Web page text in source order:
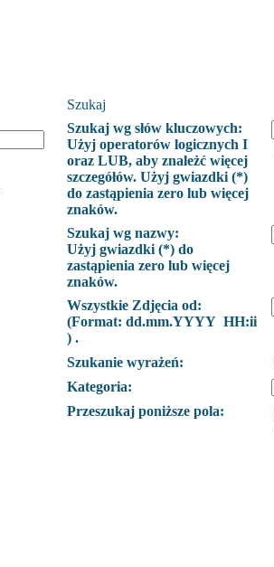
Szukaj
Szukaj wg słów kluczowych:
Użyj operatorów logicznych I
oraz LUB, aby znależć więcej
szczegółów. Użyj gwiazdki (*)
do zastąpienia zero lub więcej
znaków.
Szukaj wg nazwy:
Użyj gwiazdki (*) do
zastąpienia zero lub więcej
znaków.
Wszystkie Zdjęcia od:
(Format: dd.mm.YYYY HH:ii
) .
Szukanie wyrażeń:
Kategoria:
Przeszukaj poniższe pola: